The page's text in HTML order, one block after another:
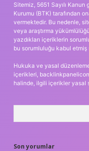
Sitemiz, 5651 Sayılı
Kurumu (BTK) tarafından
vermektedir. Bu nedenle,
veya araştırma
yazdıkları içeriklerin
bu sorumluluğu kabul etmiş
Hukuka ve yasal
içerikleri,
halinde, ilgili içerikler yasal
Son yorumlar